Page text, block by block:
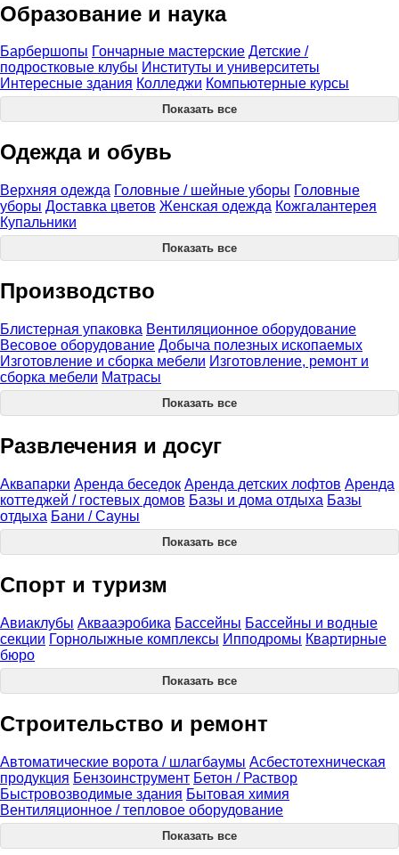
Образование и наука
Барбершопы Гончарные мастерские Детские /
подростковые клубы Институты и университеты
Интересные здания Колледжи Компьютерные курсы
Показать все
Одежда и обувь
Верхняя одежда Головные / шейные уборы Головные
уборы Доставка цветов Женская одежда Кожгалантерея
Купальники
Показать все
Производство
Блистерная упаковка Вентиляционное оборудование
Весовое оборудование Добыча полезных ископаемых
Изготовление и сборка мебели Изготовление, ремонт и
сборка мебели Матрасы
Показать все
Развлечения и досуг
Аквапарки Аренда беседок Аренда детских лофтов Аренда
коттеджей / гостевых домов Базы и дома отдыха Базы
отдыха Бани / Сауны
Показать все
Спорт и туризм
Авиаклубы Аквааэробика Бассейны Бассейны и водные
секции Горнолыжные комплексы Ипподромы Квартирные
бюро
Показать все
Строительство и ремонт
Автоматические ворота / шлагбаумы Асбестотехническая
продукция Бензоинструмент Бетон / Раствор
Быстровозводимые здания Бытовая химия
Вентиляционное / тепловое оборудование
Показать все